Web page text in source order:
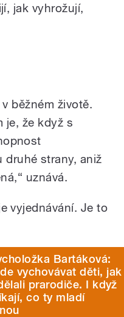
jak vyhrožují,
běžném životě.
je, že když s
strany, aniž
uznává.
vyjednávání. Je to
Bartáková:
vychovávat děti, jak
prarodiče. I když
co ty mladí